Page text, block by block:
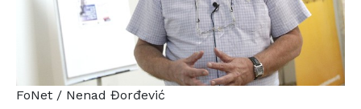
FoNet / Nenad Đorđević